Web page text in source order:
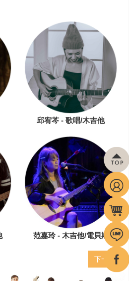
邱宥芩 - 歌唱/木吉他
范嘉玲 - 木吉他/電貝斯
下一頁